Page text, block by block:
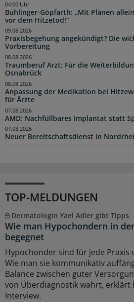
Buhlinger-Göpfarth: „Mit Plänen
vor dem Hitzetod!“
04:00 Uhr
Praxisbegehung angekündigt? Die
Vorbereitung
09.08.2026
Traumberuf Arzt: Für die
Osnabrück
08.08.2026
Anpassung der Medikation bei
für Ärzte
08.08.2026
AMD: Nachfüllbares Implantat statt
07.08.2026
Neuer Bereitschaftsdienst in
07.08.2026
TOP-MELDUNGEN
Dermatologin Yael Adler gibt Tipps
Wie man Hypochondern in
begegnet
Hypochonder sind für jede Praxis
Wie man sie kommunikativ
Balance zwischen guter
von Überdiagnostik wahrt, erklärt
Interview.